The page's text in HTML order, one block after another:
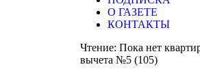
О ГАЗЕТЕ
КОНТАКТЫ
Чтение: Пока нет
вычета №5 (105)